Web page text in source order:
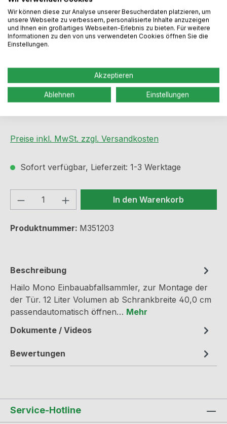
Verkaufspreis:
34,99 € %
Preise inkl. MwSt. zzgl. Versandkosten
Sofort verfügbar, Lieferzeit: 1-3 Werktage
Produkt Anzahl: Gib denIn den Warenkorb
Produktnummer: M351203
Beschreibung
Hailo Mono Einbauabfallsammler, zur Montage der
der Tür. 12 Liter Volumen ab Schrankbreite 40,0 cm
passendautomatisch öffnen… Mehr
Dokumente / Videos
Bewertungen
Service-Hotline
Wir können diese zur Analyse unserer Besucherdaten platzieren, um
unsere Webseite zu verbessern, personalisierte Inhalte anzuzeigen
und Ihnen ein großartiges Webseiten-Erlebnis zu bieten. Für weitere
Informationen zu den von uns verwendeten Cookies öffnen Sie die
Einstellungen.
Akzeptieren
Ablehnen Einstellungen